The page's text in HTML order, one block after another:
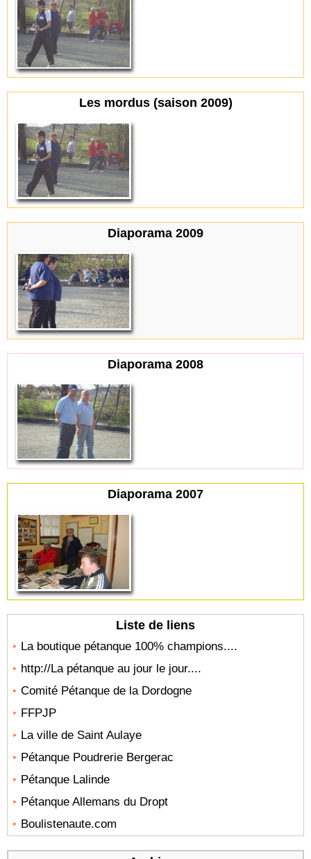
Les mordus (saison 2009)
Diaporama 2009
Diaporama 2008
Diaporama 2007
Liste de liens
La boutique pétanque 100% champions....
http://La pétanque au jour le jour....
Comité Pétanque de la Dordogne
FFPJP
La ville de Saint Aulaye
Pétanque Poudrerie Bergerac
Pétanque Lalinde
Pétanque Allemans du Dropt
Boulistenaute.com